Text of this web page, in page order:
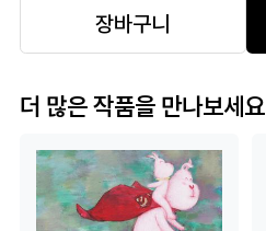
장바구니
더 많은 작품을 만나보세요